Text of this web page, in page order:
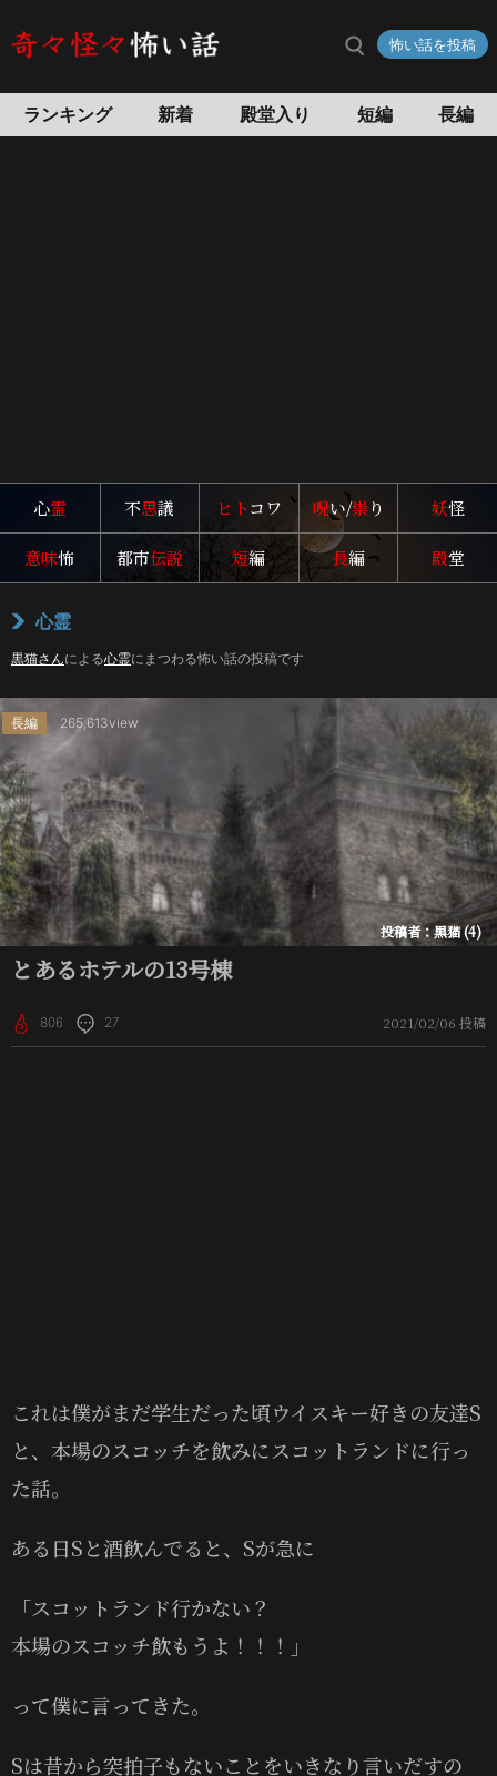
怖い話を投稿
ランキング 新着 殿堂入り 短編 長編
心霊 不思議 ヒトコワ 呪い/祟り 妖怪
意味怖 都市伝説 短編 長編 殿堂
心霊
黒猫さんによる心霊にまつわる怖い話の投稿です
投稿者：黒猫 (4)
長編 265,613view
とあるホテルの13号棟
806 27 2021/02/06 投稿
これは僕がまだ学生だった頃ウイスキー好きの友達S
と、本場のスコッチを飲みにスコットランドに行っ
た話。
ある日Sと酒飲んでると、Sが急に
「スコットランド行かない？
本場のスコッチ飲もうよ！！！」
って僕に言ってきた。
Sは昔から突拍子もないことをいきなり言いだすの